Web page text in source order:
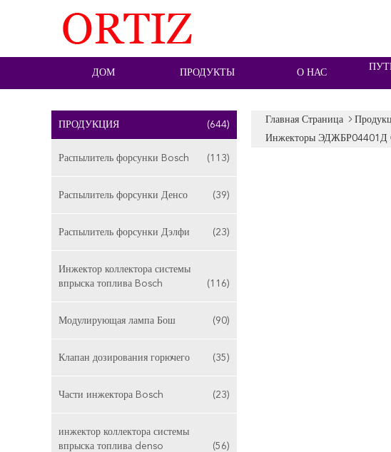
ДОМ ПРОДУКТЫ О НАС
ПРОДУКЦИЯ (644)
Распылитель форсунки Bosch (113)
Распылитель форсунки Денсо (39)
Распылитель форсунки Дэлфи (23)
Инжектор коллектора системы
впрыска топлива Bosch
(116)
Модулирующая лампа Бош (90)
Клапан дозирования горючего (35)
Части инжектора Bosch (23)
инжектор коллектора системы
впрыска топлива denso
(56)
Главная Страница
Инжекторы ЭДЖБР04401Д